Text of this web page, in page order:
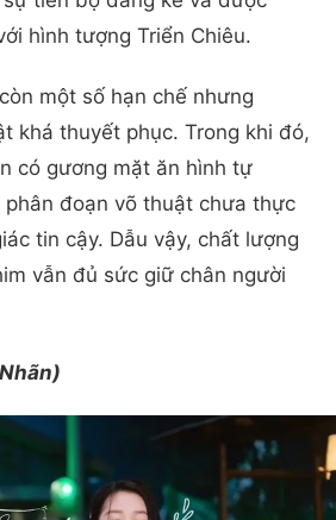
hình tượng Triển Chiêu.
một số hạn chế nhưng
khá thuyết phục. Trong khi đó,
có gương mặt ăn hình tự
phân đoạn võ thuật chưa thực
tin cậy. Dẫu vậy, chất lượng
vẫn đủ sức giữ chân người